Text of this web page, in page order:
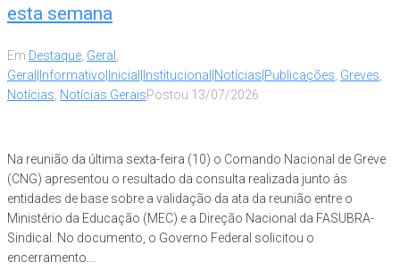
esta semana
Em Destaque, Geral ,
Geral|Informativo|Inicial|Institucional|Notícias|Publicações, Greves,
Notícias, Notícias GeraisPostou 13/07/2026
Na reunião da última sexta-feira (10) o Comando Nacional de Greve
(CNG) apresentou o resultado da consulta realizada junto às
entidades de base sobre a validação da ata da reunião entre o
Ministério da Educação (MEC) e a Direção Nacional da FASUBRA-
Sindical. No documento, o Governo Federal solicitou o
encerramento...